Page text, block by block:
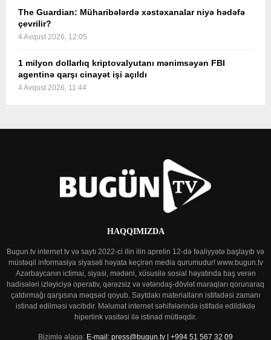
The Guardian: Müharibələrdə xəstəxanalar niyə hədəfə
çevrilir?
4 Avqust 2026, 12:05
1 milyon dollarlıq kriptovalyutanı mənimsəyən FBI
agentinə qarşı cinayət işi açıldı
4 Avqust 2026, 11:44
HAQQIMIZDA
Bugun.tv internet tv və saytı 2022-ci ilin ilin aprelin 12-də fəaliyyətə başlayıb və
müstəqil informasiya siyasəti həyata keçirən media qurumudur! www.bugun.tv
Azərbaycanın ictimai, siyasi, mədəni, xüsusilə sosial həyatında baş verən
hadisələri izləyiciyə operativ, qərəzsiz və vətəndaş-dövlət maraqları qorunaraq
çatdırmağı qarşısına məqsəd qoyub. Saytdakı materialların istifadəsi zamanı
istinad edilməsi vacibdir. Məlumat internet səhifələrində istifadə edildikdə
hiperlink vasitəsi ilə istinad mütləqdir.
Bizimlə əlaqə: E-mail: press@bugun.tv | +994 51 567 32 09